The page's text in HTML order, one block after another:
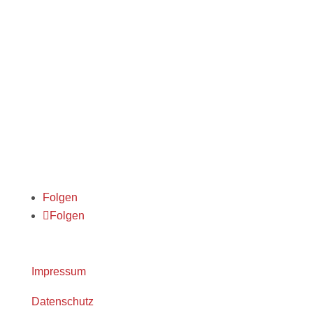
Folgen
Folgen
Impressum
Datenschutz